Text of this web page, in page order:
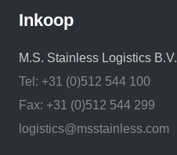
Inkoop
M.S. Stainless Logistics B.V.
Tel: +31 (0)512 544 100
Fax: +31 (0)512 544 299
logistics@msstainless.com